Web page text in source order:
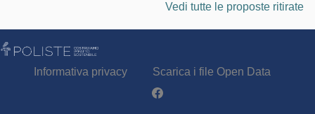
Vedi tutte le proposte ritirate
Informativa privacy
Scarica i file Open Data
Partecipa - Poliste su Facebook